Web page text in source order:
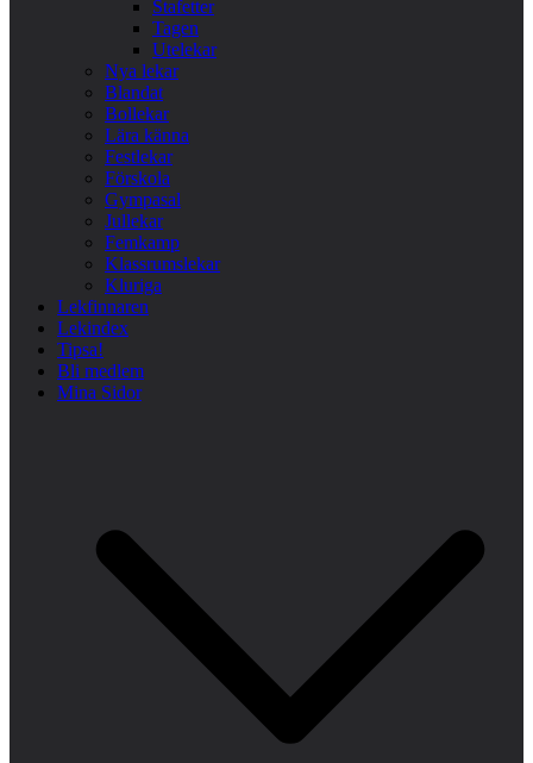
Stafetter
Tagen
Utelekar
Nya lekar
Blandat
Bollekar
Lära känna
Festlekar
Förskola
Gympasal
Jullekar
Femkamp
Klassrumslekar
Kluriga
Lekfinnaren
Lekindex
Tipsa!
Bli medlem
Mina Sidor